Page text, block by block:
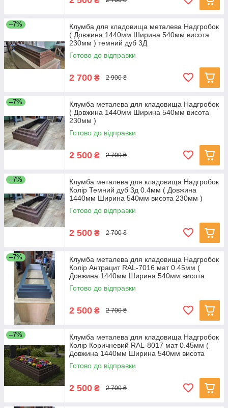
–7%
Клумба для кладовища металева Надгробок
( Довжина 1440мм Ширина 540мм висота
230мм ) темний дуб 3Д
Готово до відправки
2 700 ₴ 2 900 ₴
–7%
Клумба металева для кладовища Надгробок
( Довжина 1440мм Ширина 540мм висота
230мм )
Готово до відправки
2 500 ₴ 2 700 ₴
–7%
Клумба металева для кладовища Надгробок
Колір Темний дуб 3д 0.4мм ( Довжина
1440мм Ширина 540мм висота 230мм )
Готово до відправки
2 500 ₴ 2 700 ₴
–7%
Клумба металева для кладовища Надгробок
Колір Антрацит RAL-7016 мат 0.45мм (
Довжина 1440мм Ширина 540мм висота
230мм )
Готово до відправки
2 500 ₴ 2 700 ₴
–7%
Клумба металева для кладовища Надгробок
Колір Коричневий RAL-8017 мат 0.45мм (
Довжина 1440мм Ширина 540мм висота
230мм )
Готово до відправки
2 500 ₴ 2 700 ₴